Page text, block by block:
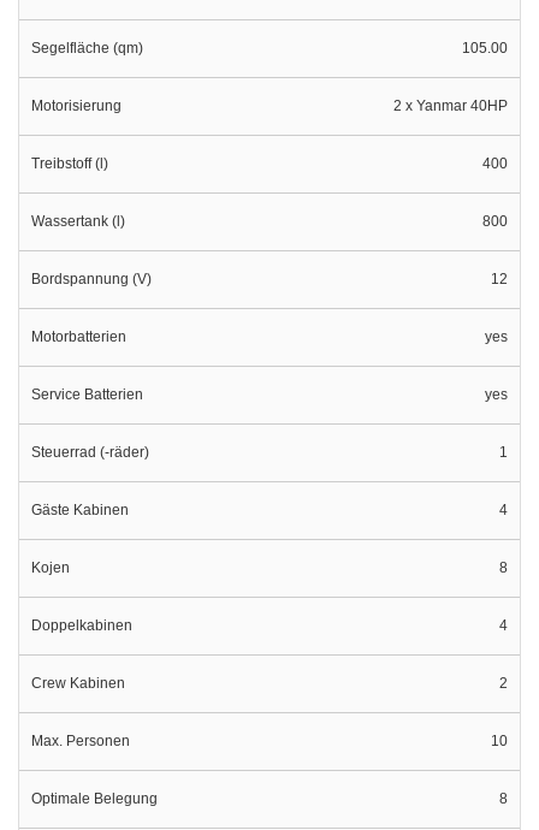
Segelfläche (qm) 105.00
Motorisierung 2 x Yanmar 40HP
Treibstoff (l) 400
Wassertank (l) 800
Bordspannung (V) 12
Motorbatterien yes
Service Batterien yes
Steuerrad (-räder) 1
Gäste Kabinen 4
Kojen 8
Doppelkabinen 4
Crew Kabinen 2
Max. Personen 10
Optimale Belegung 8